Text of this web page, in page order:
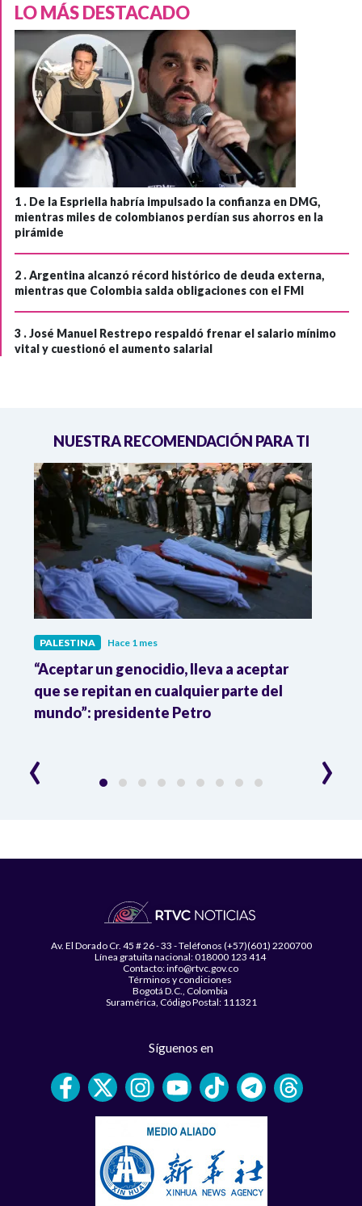
LO MÁS DESTACADO
1 . De la Espriella habría impulsado la confianza en DMG,
mientras miles de colombianos perdían sus ahorros en la
pirámide
2 .Argentina alcanzó récord histórico de deuda externa,
mientras que Colombia salda obligaciones con el FMI
3 .José Manuel Restrepo respaldó frenar el salario mínimo
vital y cuestionó el aumento salarial
NUESTRA RECOMENDACIÓN PARA TI
PALESTINA Hace 1 mes
“Aceptar un genocidio, lleva a aceptar
que se repitan en cualquier parte del
mundo”: presidente Petro
‹ ›
Av. El Dorado Cr. 45 # 26 - 33 - Teléfonos (+57)(601) 2200700
Línea gratuita nacional: 018000 123 414
Contacto: info@rtvc.gov.co
Términos y condiciones
Bogotá D.C., Colombia
Suramérica, Código Postal: 111321
Síguenos en